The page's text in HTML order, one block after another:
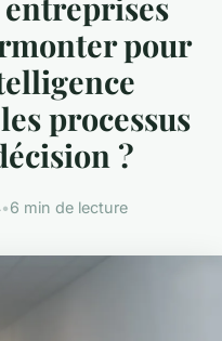
pour
processus
?
•6 min de lecture